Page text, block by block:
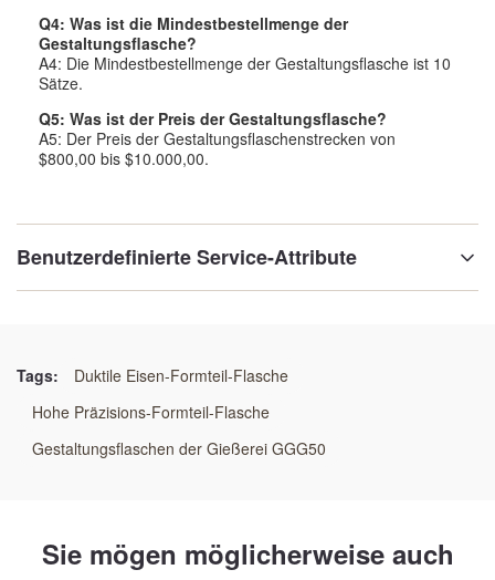
Q4: Was ist die Mindestbestellmenge der
Gestaltungsflasche?
A4: Die Mindestbestellmenge der Gestaltungsflasche ist 10
Sätze.
Q5: Was ist der Preis der Gestaltungsflasche?
A5: Der Preis der Gestaltungsflaschenstrecken von
$800,00 bis $10.000,00.
Benutzerdefinierte Service-Attribute
Verarbeitung der Art:
Schmieden
Tags:
Duktile Eisen-Formteil-Flasche
Hohe Präzisions-Formteil-Flasche
Gestaltungsflaschen der Gießerei GGG50
Sie mögen möglicherweise auch